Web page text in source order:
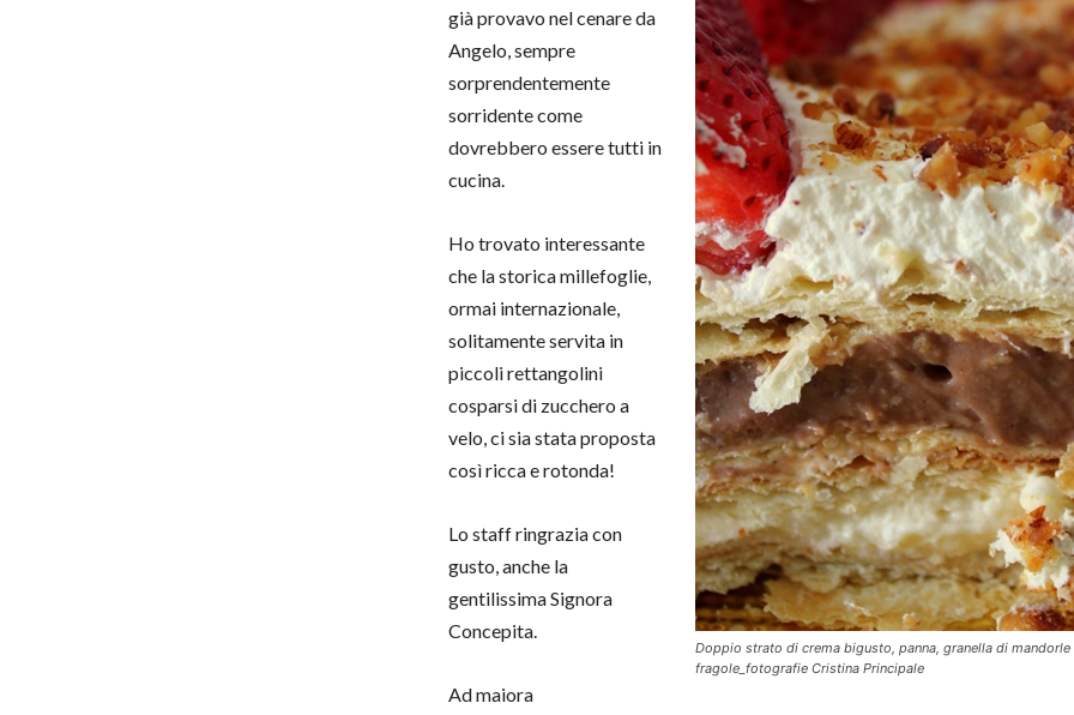
Doppio strato di crema bigusto, panna, granella di mandorle
fragole_fotografie Cristina Principale
già provavo nel cenare da
Angelo, sempre
sorprendentemente
sorridente come
dovrebbero essere tutti in
cucina.
Ho trovato interessante
che la storica millefoglie,
ormai internazionale,
solitamente servita in
piccoli rettangolini
cosparsi di zucchero a
velo, ci sia stata proposta
così ricca e rotonda!
Lo staff ringrazia con
gusto, anche la
gentilissima Signora
Concepita.
Ad maiora